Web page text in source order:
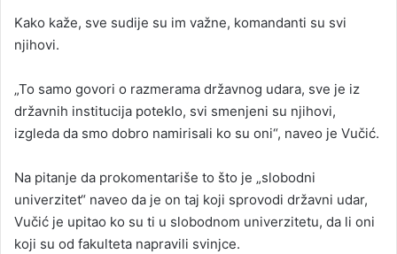
Kako kaže, sve sudije su im važne, komandanti su svi
njihovi.
„To samo govori o razmerama državnog udara, sve je iz
državnih institucija poteklo, svi smenjeni su njihovi,
izgleda da smo dobro namirisali ko su oni“, naveo je Vučić.
Na pitanje da prokomentariše to što je „slobodni
univerzitet“ naveo da je on taj koji sprovodi državni udar,
Vučić je upitao ko su ti u slobodnom univerzitetu, da li oni
koji su od fakulteta napravili svinjce.